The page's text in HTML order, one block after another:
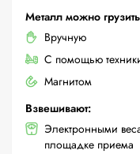
Металл можно
Вручную
С помощью
Магнитом
Взвешивают:
Электронными
площадке приема